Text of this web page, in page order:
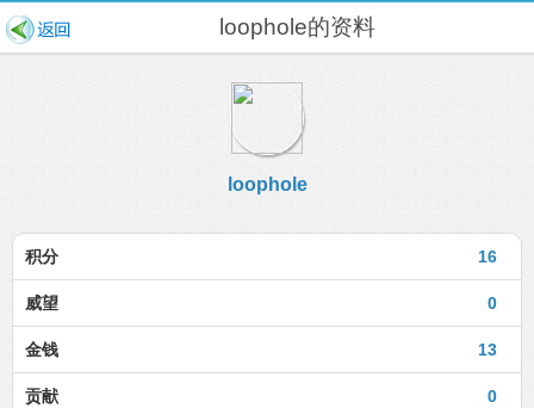
loophole的资料
loophole
16
积分
0
威望
13
金钱
0
贡献